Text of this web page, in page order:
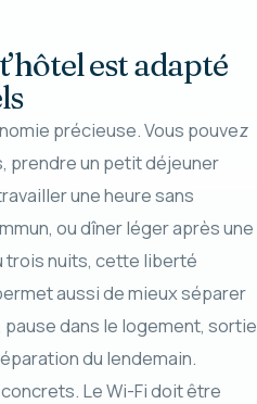
est adapté
précieuse. Vous pouvez
prendre un petit déjeuner
une heure sans
ou dîner léger après une
trois nuits, cette liberté
aussi de mieux séparer
dans le logement, sortie
du lendemain.
Le Wi-Fi doit être